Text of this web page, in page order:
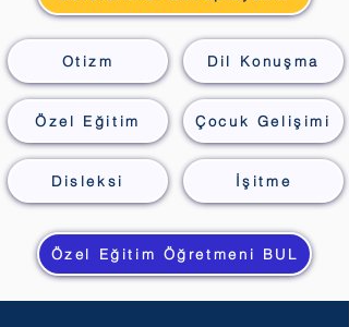
Özel Eğitim Öğretmeni BUL
Dil Konuşma
Özel Eğitim
Disleksi İşitme
Çocuk Gelişimi
Otizm